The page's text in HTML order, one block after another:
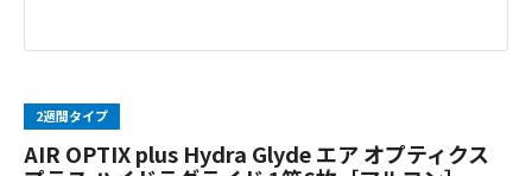
2週間タイプ
AIR OPTIX plus Hydra Glyde エア オプティクス